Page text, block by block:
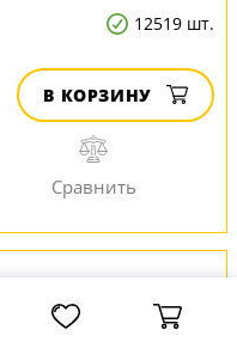
12519 шт.
В КОРЗИНУ